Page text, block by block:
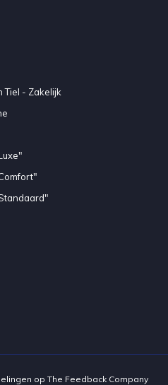
Tiel - Zakelijk
op The Feedback Company